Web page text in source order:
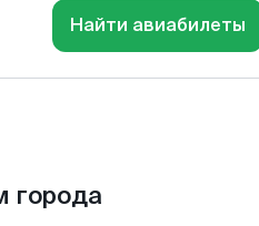
Найти авиабилеты
города